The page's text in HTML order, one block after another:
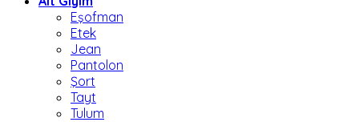
Eşofman
Etek
Jean
Pantolon
Şort
Tayt
Tulum